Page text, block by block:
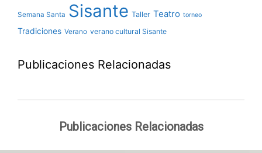
Semana Santa Sisante Taller Teatro torneo
Tradiciones Verano verano cultural Sisante
Publicaciones Relacionadas
Publicaciones Relacionadas